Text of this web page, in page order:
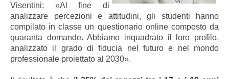
Visentini: «Al fine di
analizzare percezioni e attitudini, gli studenti hanno
compilato in classe un questionario online composto da
quaranta domande. Abbiamo inquadrato il loro profilo,
analizzato il grado di fiducia nel futuro e nel mondo
professionale proiettato al 2030».